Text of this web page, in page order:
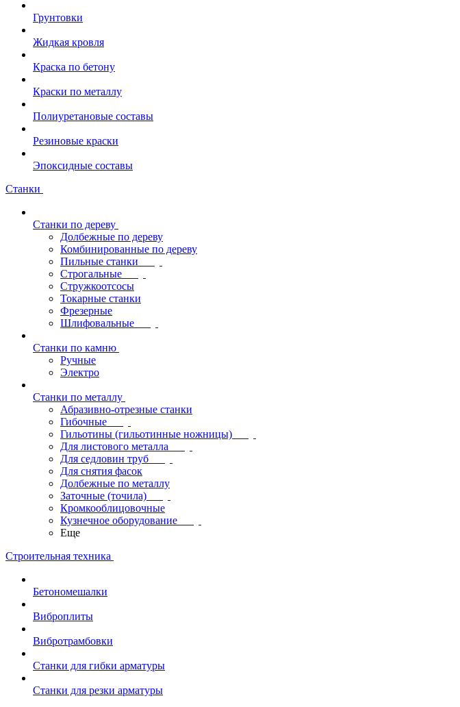
Грунтовки
Жидкая кровля
Краска по бетону
Краски по металлу
Полиуретановые составы
Резиновые краски
Эпоксидные составы
Станки
Станки по дереву
Долбежные по дереву
Комбинированные по дереву
Пильные станки
Строгальные
Стружкоотсосы
Токарные станки
Фрезерные
Шлифовальные
Станки по камню
Ручные
Электро
Станки по металлу
Абразивно-отрезные станки
Гибочные
Гильотины (гильотинные ножницы)
Для листового металла
Для седловин труб
Для снятия фасок
Долбежные по металлу
Заточные (точила)
Кромкооблицовочные
Кузнечное оборудование
Еще
Строительная техника
Бетономешалки
Виброплиты
Вибротрамбовки
Станки для гибки арматуры
Станки для резки арматуры